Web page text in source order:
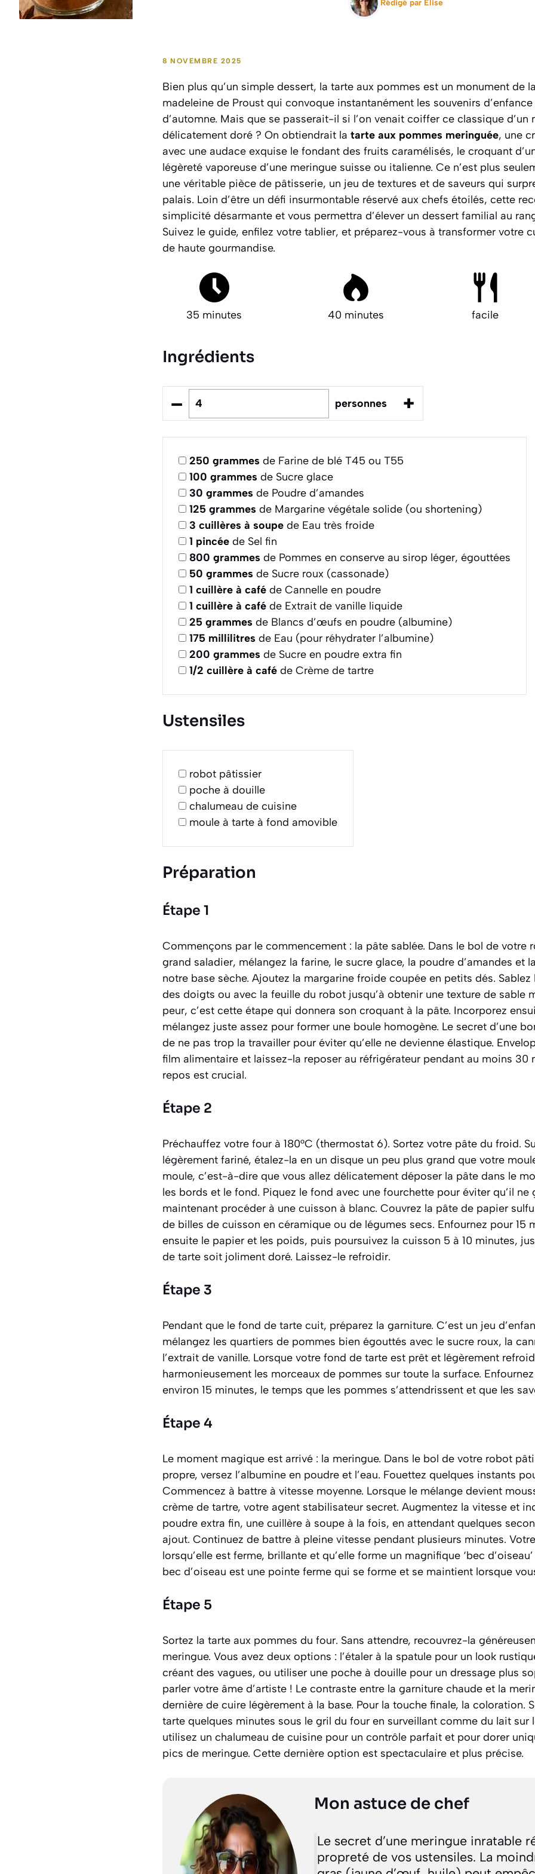
Rédigé par Elise
8 NOVEMBRE 2025
Bien plus qu’un simple dessert, la tarte aux pommes est un monument de
madeleine de Proust qui convoque instantanément les souvenirs
d’automne. Mais que se passerait-il si l’on venait coiffer ce classique d’un
délicatement doré ? On obtiendrait la tarte aux pommes meringuée, une
avec une audace exquise le fondant des fruits caramélisés, le croquant
légèreté vaporeuse d’une meringue suisse ou italienne. Ce n’est plus
une véritable pièce de pâtisserie, un jeu de textures et de saveurs qui
palais. Loin d’être un défi insurmontable réservé aux chefs étoilés, cette
simplicité désarmante et vous permettra d’élever un dessert familial au
Suivez le guide, enfilez votre tablier, et préparez-vous à transformer votre
de haute gourmandise.
35 minutes 40 minutes facile
Ingrédients
– personnes +
250 grammes de Farine de blé T45 ou T55
100 grammes de Sucre glace
30 grammes de Poudre d’amandes
125 grammes de Margarine végétale solide (ou shortening)
3 cuillères à soupe de Eau très froide
1 pincée de Sel fin
800 grammes de Pommes en conserve au sirop léger, égouttées
50 grammes de Sucre roux (cassonade)
1 cuillère à café de Cannelle en poudre
1 cuillère à café de Extrait de vanille liquide
25 grammes de Blancs d’œufs en poudre (albumine)
175 millilitres de Eau (pour réhydrater l’albumine)
200 grammes de Sucre en poudre extra fin
1/2 cuillère à café de Crème de tartre
Ustensiles
robot pâtissier
poche à douille
chalumeau de cuisine
moule à tarte à fond amovible
Préparation
Étape 1
Commençons par le commencement : la pâte sablée. Dans le bol de votre
grand saladier, mélangez la farine, le sucre glace, la poudre d’amandes et
notre base sèche. Ajoutez la margarine froide coupée en petits dés.
des doigts ou avec la feuille du robot jusqu’à obtenir une texture de sable
peur, c’est cette étape qui donnera son croquant à la pâte. Incorporez
mélangez juste assez pour former une boule homogène. Le secret d’une
de ne pas trop la travailler pour éviter qu’elle ne devienne élastique.
film alimentaire et laissez-la reposer au réfrigérateur pendant au moins 30
repos est crucial.
Étape 2
Préchauffez votre four à 180°C (thermostat 6). Sortez votre pâte du froid.
légèrement fariné, étalez-la en un disque un peu plus grand que votre
moule, c’est-à-dire que vous allez délicatement déposer la pâte dans le
les bords et le fond. Piquez le fond avec une fourchette pour éviter qu’il ne
maintenant procéder à une cuisson à blanc. Couvrez la pâte de papier
de billes de cuisson en céramique ou de légumes secs. Enfournez pour 15
ensuite le papier et les poids, puis poursuivez la cuisson 5 à 10 minutes,
de tarte soit joliment doré. Laissez-le refroidir.
Étape 3
Pendant que le fond de tarte cuit, préparez la garniture. C’est un jeu
mélangez les quartiers de pommes bien égouttés avec le sucre roux, la
l’extrait de vanille. Lorsque votre fond de tarte est prêt et légèrement
harmonieusement les morceaux de pommes sur toute la surface.
environ 15 minutes, le temps que les pommes s’attendrissent et que les
Étape 4
Le moment magique est arrivé : la meringue. Dans le bol de votre robot
propre, versez l’albumine en poudre et l’eau. Fouettez quelques instants
Commencez à battre à vitesse moyenne. Lorsque le mélange devient
crème de tartre, votre agent stabilisateur secret. Augmentez la vitesse et
poudre extra fin, une cuillère à soupe à la fois, en attendant quelques
ajout. Continuez de battre à pleine vitesse pendant plusieurs minutes.
lorsqu’elle est ferme, brillante et qu’elle forme un magnifique ‘bec
bec d’oiseau est une pointe ferme qui se forme et se maintient lorsque
Étape 5
Sortez la tarte aux pommes du four. Sans attendre, recouvrez-la
meringue. Vous avez deux options : l’étaler à la spatule pour un look
créant des vagues, ou utiliser une poche à douille pour un dressage plus
parler votre âme d’artiste ! Le contraste entre la garniture chaude et la
dernière de cuire légèrement à la base. Pour la touche finale, la coloration.
tarte quelques minutes sous le gril du four en surveillant comme du lait sur
utilisez un chalumeau de cuisine pour un contrôle parfait et pour dorer
pics de meringue. Cette dernière option est spectaculaire et plus précise.
Mon astuce de chef
Le secret d’une meringue inratable
propreté de vos ustensiles. La